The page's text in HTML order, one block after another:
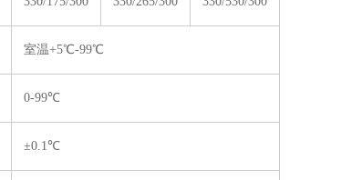
室温+5℃-99℃
0-99℃
±0.1℃